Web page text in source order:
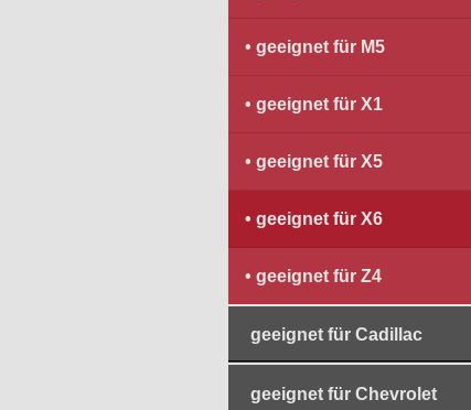
geeignet für M5
geeignet für X1
geeignet für X5
geeignet für X6
geeignet für Z4
geeignet für Cadillac
geeignet für Chevrolet